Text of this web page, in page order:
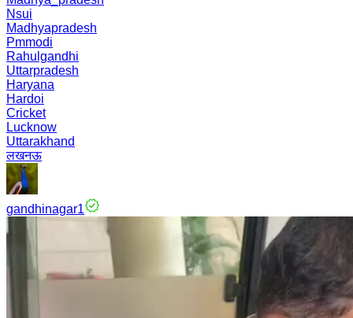
Nsui
Madhyapradesh
Pmmodi
Rahulgandhi
Uttarpradesh
Haryana
Hardoi
Cricket
Lucknow
Uttarakhand
लखनऊ
gandhinagar1